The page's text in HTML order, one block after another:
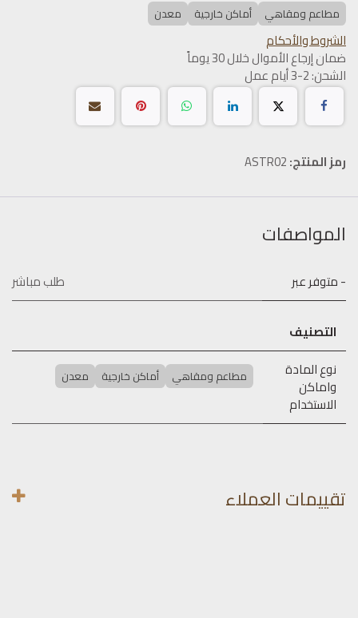
مطاعم ومقاهي أماكن خارجية معدن
الشروط والأحكام
ضمان إرجاع الأموال خلال 30 يوماً
الشحن: 2-3 أيام عمل
رمز المنتج:ASTR02
المواصفات
- متوفر عبر طلب مباشر
التصنيف
نوع المادة
واماكن
الاستخدام
مطاعم ومقاهي أماكن خارجية معدن
تقييمات العملاء